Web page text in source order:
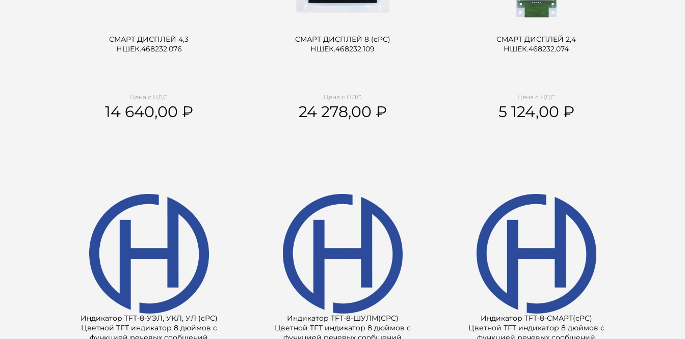
СМАРТ ДИСПЛЕЙ 4,3
НШЕК.468232.076
Цена с НДС
14 640,00
СМАРТ ДИСПЛЕЙ 8 (сРС)
НШЕК.468232.109
Цена с НДС
24 278,00
СМАРТ ДИСПЛЕЙ 2,4
НШЕК.468232.074
Цена с НДС
5 124,00
Индикатор TFT-8-УЭЛ, УКЛ, УЛ (сРС)
Цветной TFT индикатор 8 дюймов с
Индикатор TFT-8-ШУЛМ(СРС)
Цветной TFT индикатор 8 дюймов с
Индикатор TFT-8-СМАРТ(сРС)
Цветной TFT индикатор 8 дюймов с